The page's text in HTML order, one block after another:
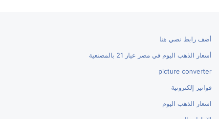
أضف رابط نصي هنا
أسعار الذهب اليوم في مصر عيار 21 بالمصنعية
picture converter
فواتير إلكترونية
اسعار الذهب اليوم